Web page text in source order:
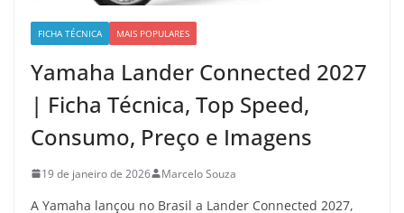
FICHA TÉCNICA MAIS POPULARES
Yamaha Lander Connected 2027
| Ficha Técnica, Top Speed,
Consumo, Preço e Imagens
19 de janeiro de 2026 Marcelo Souza
A Yamaha lançou no Brasil a Lander Connected 2027,